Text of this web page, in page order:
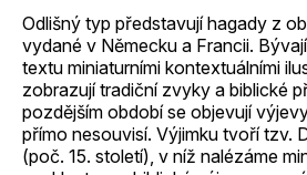
Odlišný typ představují hagady z
vydané v Německu a Francii.
textu miniaturními kontextuálními
zobrazují tradiční zvyky a biblické
pozdějším období se objevují
přímo nesouvisí. Výjimku tvoří tzv.
(poč. 15. století), v níž nalézáme